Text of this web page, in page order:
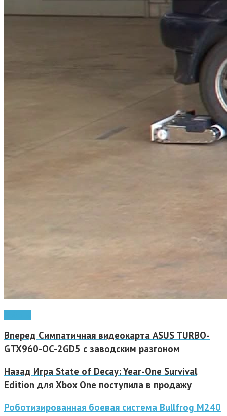
Вперед Симпатичная видеокарта ASUS TURBO-
GTX960-OC-2GD5 с заводским разгоном
Назад Игра State of Decay: Year-One Survival
Edition для Xbox One поступила в продажу
Роботизированная боевая система Bullfrog M240